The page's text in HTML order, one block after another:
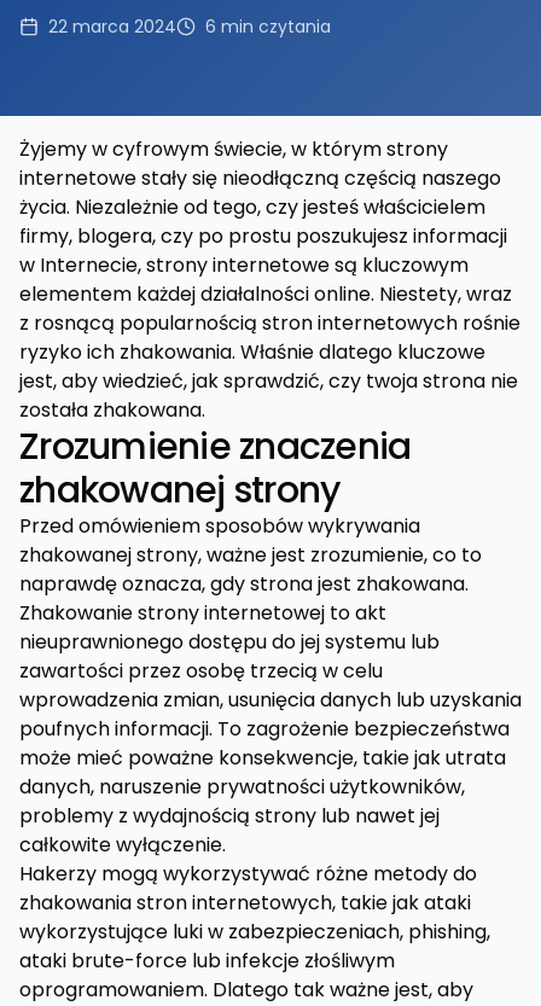
22 marca 2024 6 min czytania
Żyjemy w cyfrowym świecie, w którym strony
internetowe stały się nieodłączną częścią naszego
życia. Niezależnie od tego, czy jesteś właścicielem
firmy, blogera, czy po prostu poszukujesz informacji
w Internecie, strony internetowe są kluczowym
elementem każdej działalności online. Niestety, wraz
z rosnącą popularnością stron internetowych rośnie
ryzyko ich zhakowania. Właśnie dlatego kluczowe
jest, aby wiedzieć, jak sprawdzić, czy twoja strona nie
została zhakowana.
Zrozumienie znaczenia
zhakowanej strony
Przed omówieniem sposobów wykrywania
zhakowanej strony, ważne jest zrozumienie, co to
naprawdę oznacza, gdy strona jest zhakowana.
Zhakowanie strony internetowej to akt
nieuprawnionego dostępu do jej systemu lub
zawartości przez osobę trzecią w celu
wprowadzenia zmian, usunięcia danych lub uzyskania
poufnych informacji. To zagrożenie bezpieczeństwa
może mieć poważne konsekwencje, takie jak utrata
danych, naruszenie prywatności użytkowników,
problemy z wydajnością strony lub nawet jej
całkowite wyłączenie.
Hakerzy mogą wykorzystywać różne metody do
zhakowania stron internetowych, takie jak ataki
wykorzystujące luki w zabezpieczeniach, phishing,
ataki brute-force lub infekcje złośliwym
oprogramowaniem. Dlatego tak ważne jest, aby